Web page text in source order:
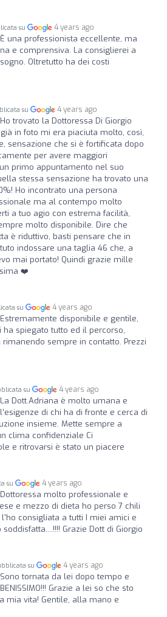
su 4 years ago
È una professionista eccellente, ma
e comprensiva. La consiglierei a
Oltretutto ha dei costi
su 4 years ago
Ho trovato la Dottoressa Di Giorgio
in foto mi era piaciuta molto, così,
sensazione che si è fortificata dopo
per avere maggiori
primo appuntamento nel suo
stessa sensazione ha trovato una
Ho incontrato una persona
ma al contempo molto
a tuo agio con estrema facilità,
molto disponibile. Dire che
è riduttivo, basti pensare che in
indossare una taglia 46 che, a
mai portato! Quindi grazie mille
❤️
su 4 years ago
Estremamente disponibile e gentile,
spiegato tutto ed il percorso,
sempre in contatto. Prezzi
su 4 years ago
La Dott.Adriana è molto umana e
di chi ha di fronte e cerca di
insieme. Mette sempre a
clima confidenziale Ci
e ritrovarsi è stato un piacere
su 4 years ago
Dottoressa molto professionale e
e mezzo di dieta ho perso 7 chili
consigliata a tutti I miei amici e
Grazie Dott di Giorgio
su 4 years ago
Sono tornata da lei dopo tempo e
Grazie a lei so che sto
mia vita! Gentile, alla mano e